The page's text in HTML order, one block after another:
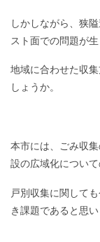
しかしながら、狭
スト面での問題が生
地域に合わせた収
しょうか。
本市には、ごみ収
設の広域化について
戸別収集に関して
き課題であると思い